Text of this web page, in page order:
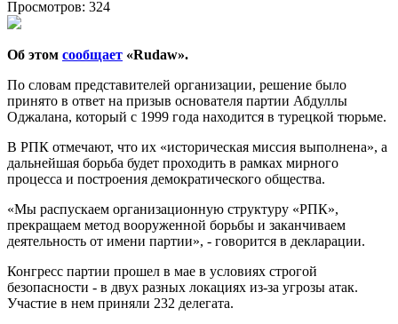
Просмотров: 324
Об этом сообщает «Rudaw».
По словам представителей организации, решение было
принято в ответ на призыв основателя партии Абдуллы
Оджалана, который с 1999 года находится в турецкой тюрьме.
В РПК отмечают, что их «историческая миссия выполнена», а
дальнейшая борьба будет проходить в рамках мирного
процесса и построения демократического общества.
«Мы распускаем организационную структуру «РПК»,
прекращаем метод вооруженной борьбы и заканчиваем
деятельность от имени партии», - говорится в декларации.
Конгресс партии прошел в мае в условиях строгой
безопасности - в двух разных локациях из-за угрозы атак.
Участие в нем приняли 232 делегата.